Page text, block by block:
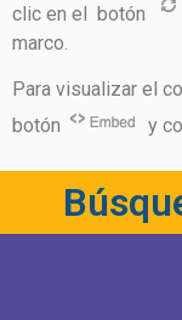
clic en el botón
marco.
Para visualizar el
botón
y